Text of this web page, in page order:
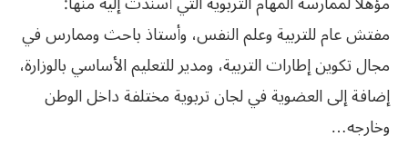
مفتش عام للتربية وعلم النفس، وأستاذ باحث وممارس في
مجال تكوين إطارات التربية، ومدير للتعليم الأساسي بالوزارة،
إضافة إلى العضوية في لجان تربوية مختلفة داخل الوطن
وخارجه…